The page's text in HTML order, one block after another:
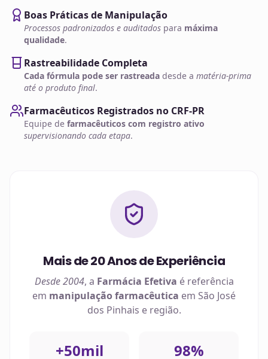
Boas Práticas de Manipulação
Processos padronizados e auditados para máxima
qualidade.
Rastreabilidade Completa
Cada fórmula pode ser rastreada desde a matéria-prima
até o produto final.
Farmacêuticos Registrados no CRF-PR
Equipe de farmacêuticos com registro ativo
supervisionando cada etapa.
Mais de 20 Anos de Experiência
Desde 2004, a Farmácia Efetiva é referência
em manipulação farmacêutica em São José
dos Pinhais e região.
+50mil 98%